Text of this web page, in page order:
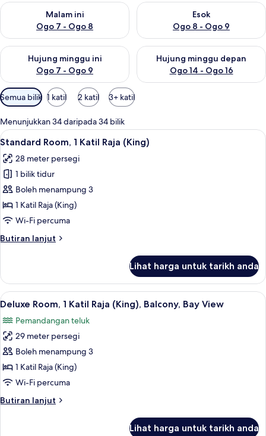
Malam ini
Ogo 7 - Ogo 8
Semak ketersediaan untuk malam ini Ogo 7 - Ogo 8
Esok
Ogo 8 - Ogo 9
Semak ketersediaan untuk
Hujung minggu ini
Ogo 7 - Ogo 9
Semak ketersediaan untuk hujung minggu ini Ogo 7 - Ogo 9
Hujung minggu depan
Ogo 14 - Ogo 16
Semak ketersediaan untuk
Penapis
yang
tersedia
untuk
bilik
Semua bilik 1 katil 2 katil 3+ katil
Menunjukkan 34 daripada 34 bilik
Lihat
semua
foto
untuk
Standard
Room,
1
Raja
Peralatan tempat tidur premium, bar
2
Standard Room, 1 Katil Raja (King)
28 meter persegi
1 bilik tidur
Boleh menampung 3
1 Katil Raja (King)
Wi-Fi percuma
Butiran lanjut
Butiran
Room,
Katil
(King)
Lihat harga untuk tarikh anda
Lihat
semua
foto
untuk
Deluxe
Room,
1
Raja
Deluxe Room, 1 Katil Raja (King),
2
Deluxe Room, 1 Katil Raja (King), Balcony, Bay View
Pemandangan teluk
29 meter persegi
Boleh menampung 3
1 Katil Raja (King)
Wi-Fi percuma
Butiran lanjut
Butiran
Lihat harga untuk tarikh anda